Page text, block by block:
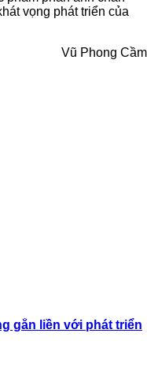
vọng phát triển của
Vũ Phong Cầm
gắn liền với phát triển